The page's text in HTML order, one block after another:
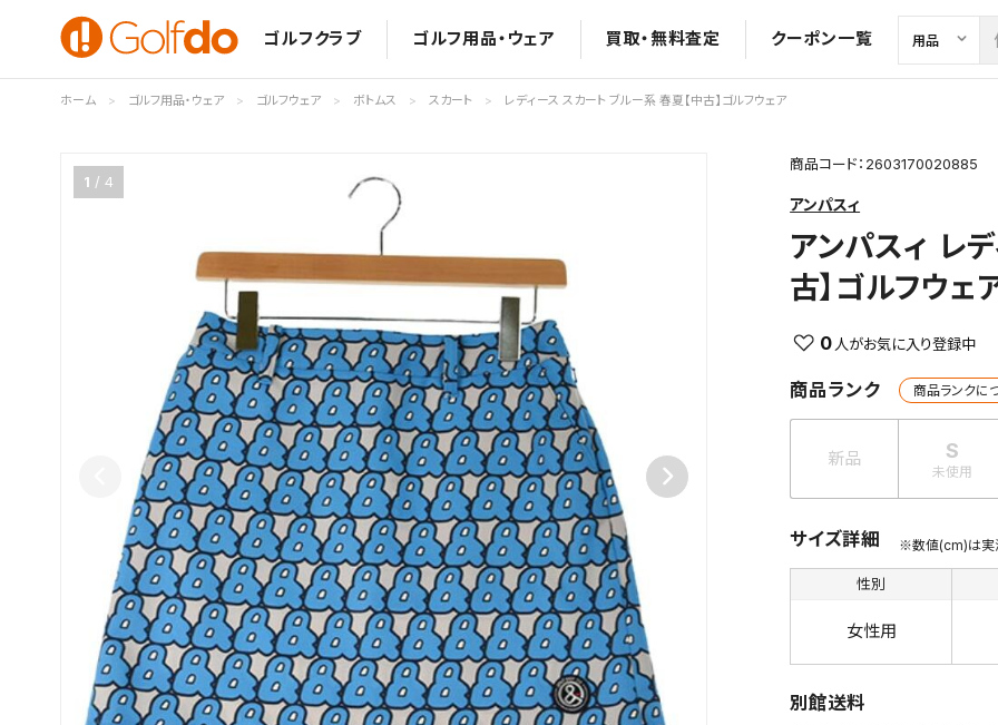
ゴルフクラブ ゴルフ用品・ウェア 買取・無料査定 クーポン一覧
ホーム ゴルフ用品・ウェア ゴルフウェア ボトムス スカート レディース スカート ブルー系 春夏【中古】ゴルフウェア
1 4
商品コード：2603170020885
アンパスィ
アンパスィ レ
古】ゴルフウェ
0
商品ランク 商品ランクに
新品 S
未使用
サイズ詳細 ※数値(cm)は実
性別
女性用
別館送料